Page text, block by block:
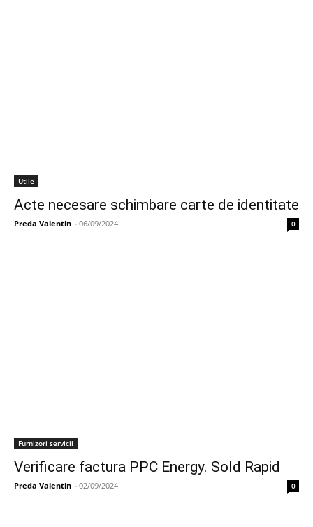
Utile
Acte necesare schimbare carte de identitate
Preda Valentin - 06/09/2024 0
Furnizori servicii
Verificare factura PPC Energy. Sold Rapid
Preda Valentin - 02/09/2024 0